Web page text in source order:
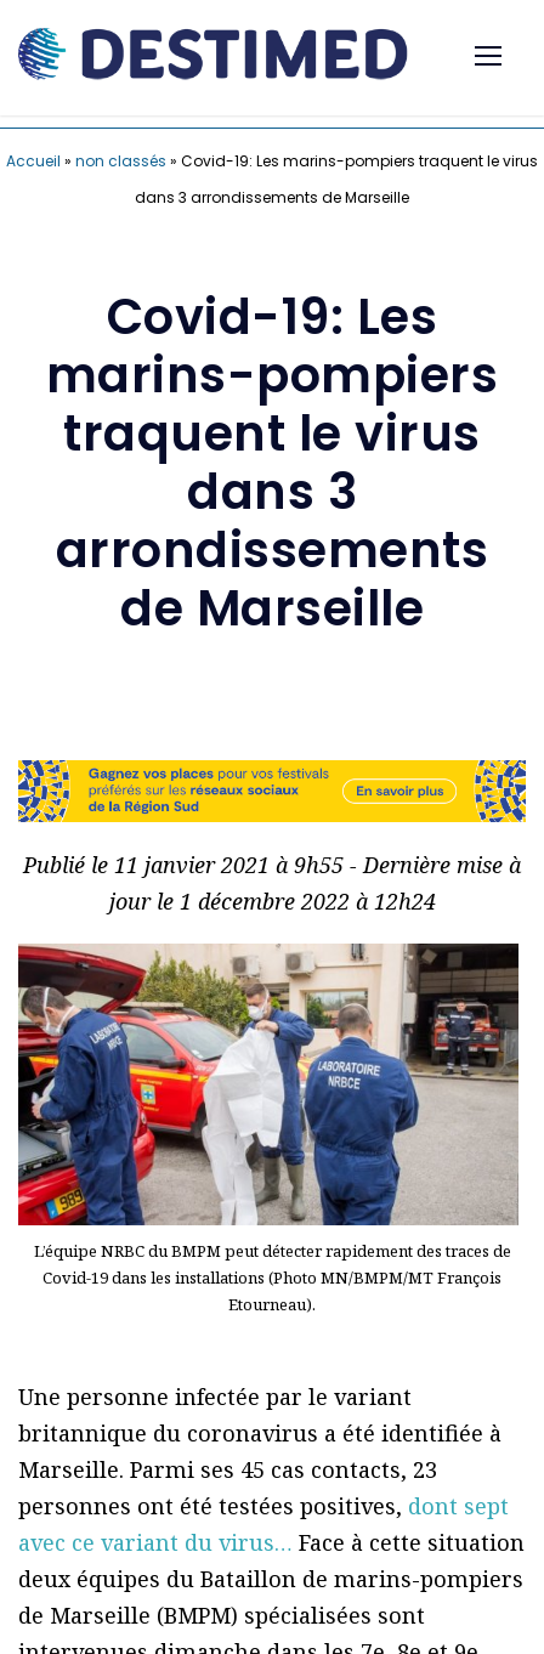
Accueil » non classés » Covid-19: Les marins-pompiers traquent le virus
dans 3 arrondissements de Marseille
Covid-19: Les
marins-pompiers
traquent le virus
dans 3
arrondissements
de Marseille
Publié le 11 janvier 2021 à 9h55 - Dernière mise à
jour le 1 décembre 2022 à 12h24
L’équipe NRBC du BMPM peut détecter rapidement des traces de
Covid-19 dans les installations (Photo MN/BMPM/MT François
Etourneau).
Une personne infectée par le variant
britannique du coronavirus a été identifiée à
Marseille. Parmi ses 45 cas contacts, 23
personnes ont été testées positives, dont sept
avec ce variant du virus… Face à cette situation
deux équipes du Bataillon de marins-pompiers
de Marseille (BMPM) spécialisées sont